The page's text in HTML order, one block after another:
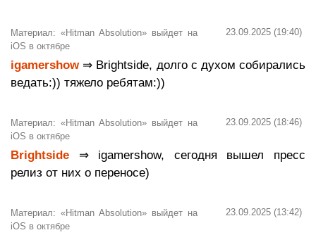
23.09.2025 (19:40)
Материал: «Hitman Absolution» выйдет на
iOS в октябре
igamershow⇒ Brightside, долго с духом собирались
ведать:)) тяжело ребятам:))
23.09.2025 (18:46)
Материал: «Hitman Absolution» выйдет на
iOS в октябре
Brightside ⇒ igamershow, сегодня вышел пресс
релиз от них о переносе)
23.09.2025 (13:42)
Материал: «Hitman Absolution» выйдет на
iOS в октябре